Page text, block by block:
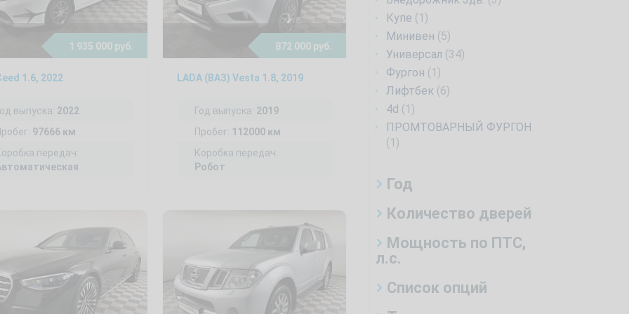
Купе (1)
Минивен (5)
Универсал (34)
Фургон (1)
Лифтбек (6)
4d (1)
ПРОМТОВАРНЫЙ ФУРГОН
(1)
Год
Количество дверей
Мощность по ПТС,
л.с.
Список опций
1 935 000 руб.
1.6, 2022
выпуска: 2022
97666 км
передач:
872 000 руб.
LADA (ВАЗ) Vesta 1.8, 2019
Год выпуска: 2019
Пробег: 112000 км
Коробка передач:
Робот